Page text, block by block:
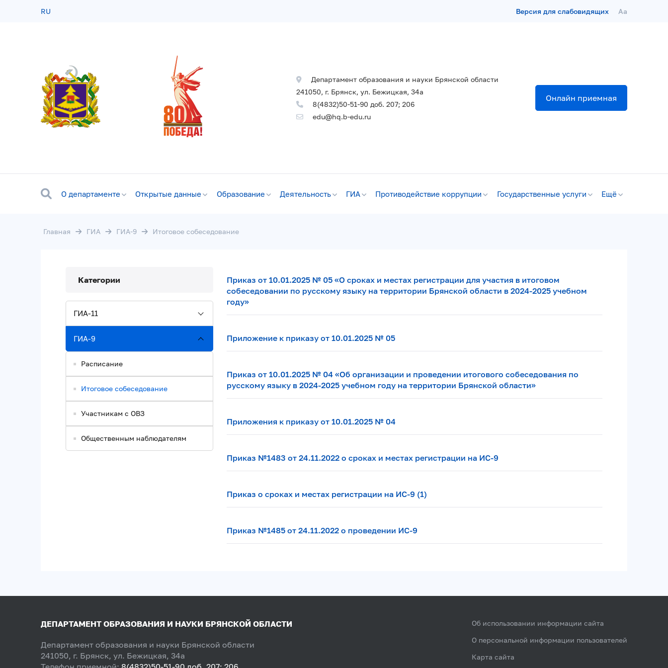
RU Версия для слабовидящих Aa
Департамент образования и науки Брянской области
241050, г. Брянск, ул. Бежицкая, 34а
8(4832)50-51-90 доб. 207; 206
edu@hq.b-edu.ru
Онлайн приемная
О департаменте Открытые данные Образование Деятельность ГИА Противодействие коррупции Государственные услуги Ещё
Главная ГИА ГИА-9 Итоговое собеседование
Категории
ГИА-11
ГИА-9
Расписание
Итоговое собеседование
Участникам с ОВЗ
Общественным наблюдателям
Приказ от 10.01.2025 № 05 «О сроках и местах регистрации для участия в итоговом
собеседовании по русскому языку на территории Брянской области в 2024-2025 учебном
году»
Приложение к приказу от 10.01.2025 № 05
Приказ от 10.01.2025 № 04 «Об организации и проведении итогового собеседования по
русскому языку в 2024-2025 учебном году на территории Брянской области»
Приложения к приказу от 10.01.2025 № 04
Приказ №1483 от 24.11.2022 о сроках и местах регистрации на ИС-9
Приказ о сроках и местах регистрации на ИС-9 (1)
Приказ №1485 от 24.11.2022 о проведении ИС-9
ДЕПАРТАМЕНТ ОБРАЗОВАНИЯ И НАУКИ БРЯНСКОЙ ОБЛАСТИ
Департамент образования и науки Брянской области
241050, г. Брянск, ул. Бежицкая, 34а
Об использовании информации сайта
О персональной информации пользователей
Карта сайта